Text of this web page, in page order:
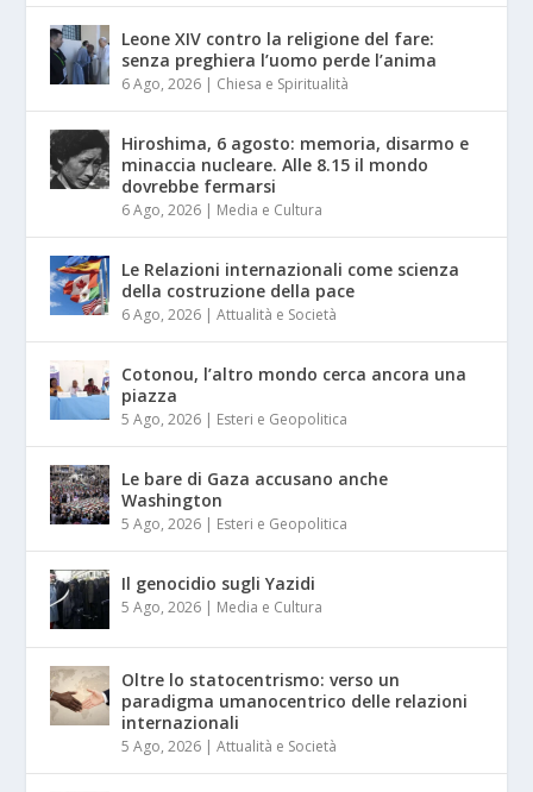
Leone XIV contro la religione del fare:
senza preghiera l’uomo perde l’anima
6 Ago, 2026 | Chiesa e Spiritualità
Hiroshima, 6 agosto: memoria, disarmo e
minaccia nucleare. Alle 8.15 il mondo
dovrebbe fermarsi
6 Ago, 2026 | Media e Cultura
Le Relazioni internazionali come scienza
della costruzione della pace
6 Ago, 2026 |Attualità e Società
Cotonou, l’altro mondo cerca ancora una
piazza
5 Ago, 2026 | Esteri e Geopolitica
Le bare di Gaza accusano anche
Washington
5 Ago, 2026 | Esteri e Geopolitica
Il genocidio sugli Yazidi
5 Ago, 2026 | Media e Cultura
Oltre lo statocentrismo: verso un
paradigma umanocentrico delle relazioni
internazionali
5 Ago, 2026 |Attualità e Società